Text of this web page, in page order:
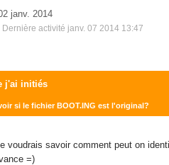
janv. 2014
Dernière activité janv. 07 2014 13:47
j'ai initiés
si le fichier BOOT.ING est l'original?
voudrais savoir comment peut on
=)